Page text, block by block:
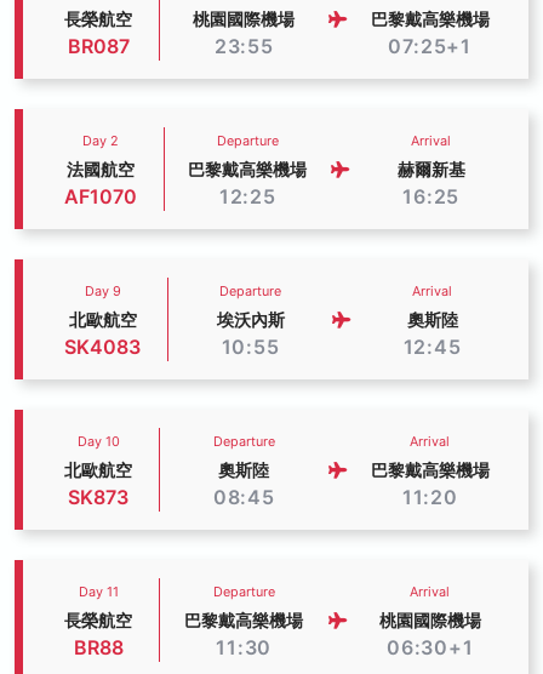
長榮航空
BR087
桃園國際機場
23:55
巴黎戴高樂機場
07:25+1
Day 2
法國航空
AF1070
Departure
巴黎戴高樂機場
12:25
Arrival
赫爾新基
16:25
Day 9
北歐航空
SK4083
Departure
埃沃內斯
10:55
Arrival
奧斯陸
12:45
Day 10
北歐航空
SK873
Departure
奧斯陸
08:45
Arrival
巴黎戴高樂機場
11:20
Day 11
長榮航空
BR88
Departure
巴黎戴高樂機場
11:30
Arrival
桃園國際機場
06:30+1